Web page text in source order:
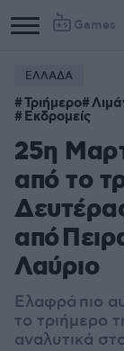
Games
ΕΛΛΑΔΑ
Τριήμερο
Εκδρομείς
25η
από το
από
Λαύριο
Ελαφρά πιο
το τριήμερο
αναλυτικά